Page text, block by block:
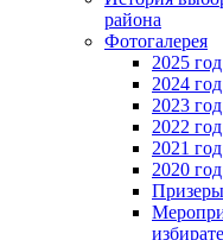
района
Фотогалерея
2025 год
2024 год
2023 год
2022 год
2021 год
2020 год